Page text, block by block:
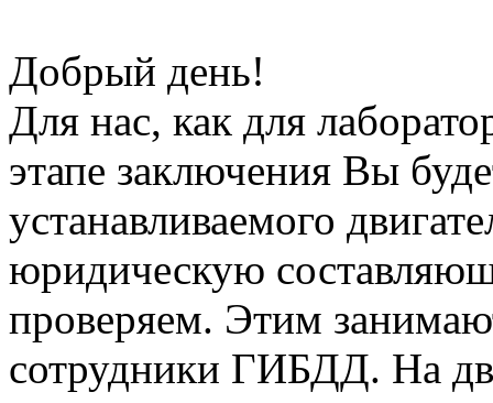
Добрый день!
Для нас, как для
этапе заключения Вы
устанавливаемого
юридическую
проверяем. Этим
сотрудники ГИБДД. На